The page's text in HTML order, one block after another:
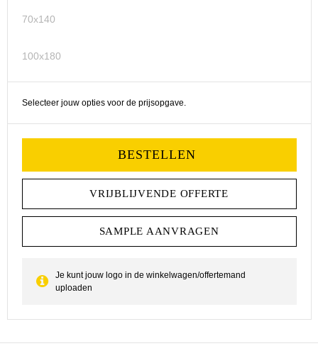
Goodiebags
Reistassensets
Gehoorbescherming
70x140
100x180
Selecteer jouw opties voor de prijsopgave.
BESTELLEN
VRIJBLIJVENDE OFFERTE
SAMPLE AANVRAGEN
Je kunt jouw logo in de winkelwagen/offertemand
uploaden